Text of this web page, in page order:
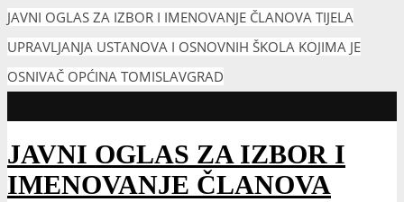
JAVNI OGLAS ZA IZBOR I IMENOVANJE ČLANOVA TIJELA
UPRAVLJANJA USTANOVA I OSNOVNIH ŠKOLA KOJIMA JE
OSNIVAČ OPĆINA TOMISLAVGRAD
JAVNI OGLAS ZA IZBOR I
IMENOVANJE ČLANOVA